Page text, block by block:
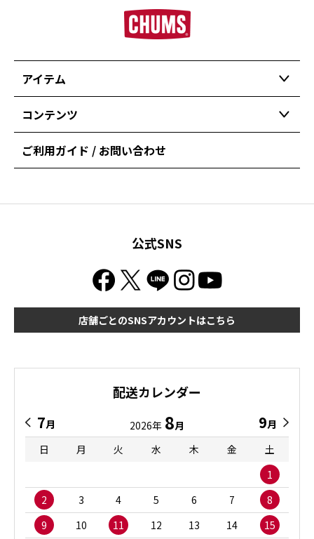
アイテム
コンテンツ
ご利用ガイド / お問い合わせ
公式SNS
店舗ごとのSNSアカウントはこちら
配送カレンダー
7月 2026年 8月 9月
日
月 火 水 木 金
土
1
2
3 4 5 6 7
8
9
10 11 12 13 14 15